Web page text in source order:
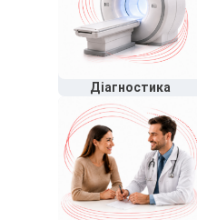
Діагностика